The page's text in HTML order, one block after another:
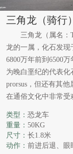
三角龙（骑行）
三角龙（属名：
龙的一属，化石发现
6800万年前到6500
为晚白垩纪的代表化
prorsus，但还有其
在通俗文化中非常受
类型： 恐龙车
重量： 50KG
尺寸： 长1.8米
动作： 前进后退、眼